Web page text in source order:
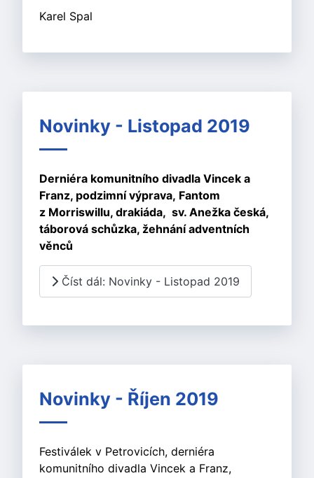
Karel Spal
Novinky - Listopad 2019
Derniéra komunitního divadla Vincek a
Franz, podzimní výprava, Fantom
z Morriswillu, drakiáda, sv. Anežka česká,
táborová schůzka, žehnání adventních
věnců
Číst dál: Novinky - Listopad 2019
Novinky - Říjen 2019
Festiválek v Petrovicích, derniéra
komunitního divadla Vincek a Franz,